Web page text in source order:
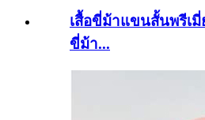
เสื้อขี่ม้าแขนสั้นพรีเ
ขี่ม้า...